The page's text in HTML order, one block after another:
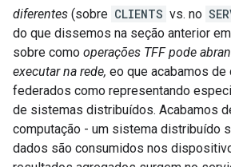
diferentes (sobre CLIENTS vs. no
do que dissemos na seção anterior
sobre como operações TFF pode
executar na rede, eo que acabamos
federados como representando
de sistemas distribuídos. Acabamos
computação - um sistema distribuído
dados são consumidos nos